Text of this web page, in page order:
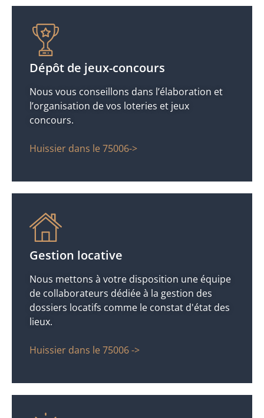
Dépôt de jeux-concours
Nous vous conseillons dans l’élaboration et
l’organisation de vos loteries et jeux
concours.
Huissier dans le 75006->
Gestion locative
Nous mettons à votre disposition une équipe
de collaborateurs dédiée à la gestion des
dossiers locatifs comme le constat d'état des
lieux.
Huissier dans le 75006 ->